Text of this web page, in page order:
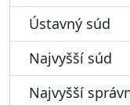
Ústavný súd
Najvyšší súd
Najvyšší